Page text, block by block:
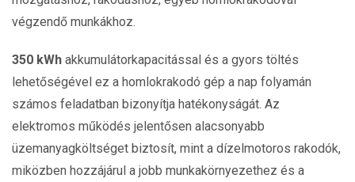
végzendő munkákhoz.
350 kWh akkumulátorkapacitással és a gyors töltés
lehetőségével ez a homlokrakodó gép a nap folyamán
számos feladatban bizonyítja hatékonyságát. Az
elektromos működés jelentősen alacsonyabb
üzemanyagköltséget biztosít, mint a dízelmotoros rakodók,
miközben hozzájárul a jobb munkakörnyezethez és a